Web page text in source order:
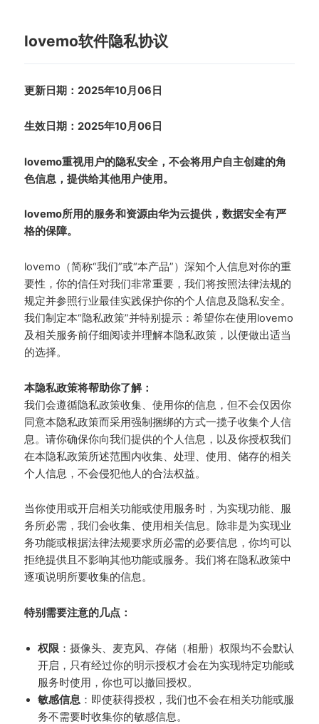
lovemo软件隐私协议
更新日期：2025年10月06日
生效日期：2025年10月06日
lovemo重视用户的隐私安全，不会将用户自主创建的角
色信息，提供给其他用户使用。
lovemo所用的服务和资源由华为云提供，数据安全有严
格的保障。
lovemo（简称“我们”或“本产品”）深知个人信息对你的重
要性，你的信任对我们非常重要，我们将按照法律法规的
规定并参照行业最佳实践保护你的个人信息及隐私安全。
我们制定本“隐私政策”并特别提示：希望你在使用lovemo
及相关服务前仔细阅读并理解本隐私政策，以便做出适当
的选择。
本隐私政策将帮助你了解：
我们会遵循隐私政策收集、使用你的信息，但不会仅因你
同意本隐私政策而采用强制捆绑的方式一揽子收集个人信
息。请你确保你向我们提供的个人信息，以及你授权我们
在本隐私政策所述范围内收集、处理、使用、储存的相关
个人信息，不会侵犯他人的合法权益。
当你使用或开启相关功能或使用服务时，为实现功能、服
务所必需，我们会收集、使用相关信息。除非是为实现业
务功能或根据法律法规要求所必需的必要信息，你均可以
拒绝提供且不影响其他功能或服务。我们将在隐私政策中
逐项说明所要收集的信息。
特别需要注意的几点：
权限 ：摄像头、麦克风、存储（相册）权限均不会默认
开启，只有经过你的明示授权才会在为实现特定功能或
服务时使用，你也可以撤回授权。
敏感信息 ：即使获得授权，我们也不会在相关功能或服
务不需要时收集你的敏感信息。